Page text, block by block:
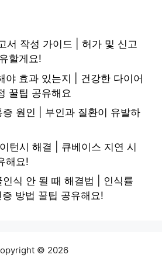
서 작성 가이드 | 허가 및 신고
할게요!
야 효과 있는지 | 건강한 다이어
꿀팁 공유해요
원인 | 부인과 질환이 유발하
턴시 해결 | 큐베이스 지연 시
해요!
식 안 될 때 해결법 | 인식률
방법 꿀팁 공유해요!
© 2026